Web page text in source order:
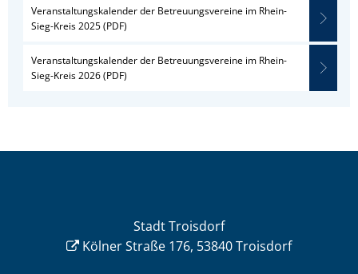
Veranstaltungskalender der Betreuungsvereine im Rhein-
Sieg-Kreis 2025 (PDF)
Veranstaltungskalender der Betreuungsvereine im Rhein-
Sieg-Kreis 2026 (PDF)
Stadt Troisdorf
Kölner Straße 176, 53840 Troisdorf